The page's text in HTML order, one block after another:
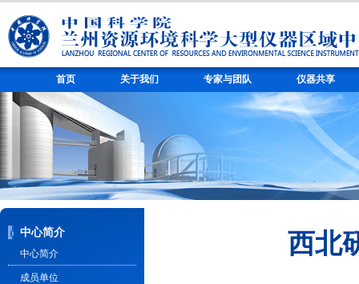
首页 关于我们 专家与团队 仪器共享
中心简介
中心简介
成员单位
西北